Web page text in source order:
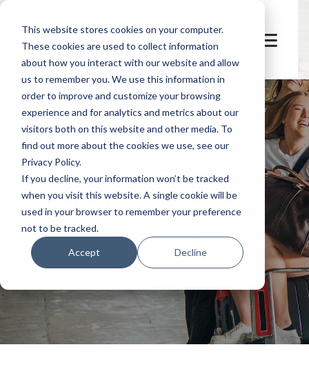
This website stores cookies on your computer.
These cookies are used to collect information
about how you interact with our website and allow
us to remember you. We use this information in
order to improve and customize your browsing
experience and for analytics and metrics about our
visitors both on this website and other media. To
find out more about the cookies we use, see our
Privacy Policy.
If you decline, your information won’t be tracked
when you visit this website. A single cookie will be
used in your browser to remember your preference
not to be tracked.
Accept Decline
SKIDATA
connect